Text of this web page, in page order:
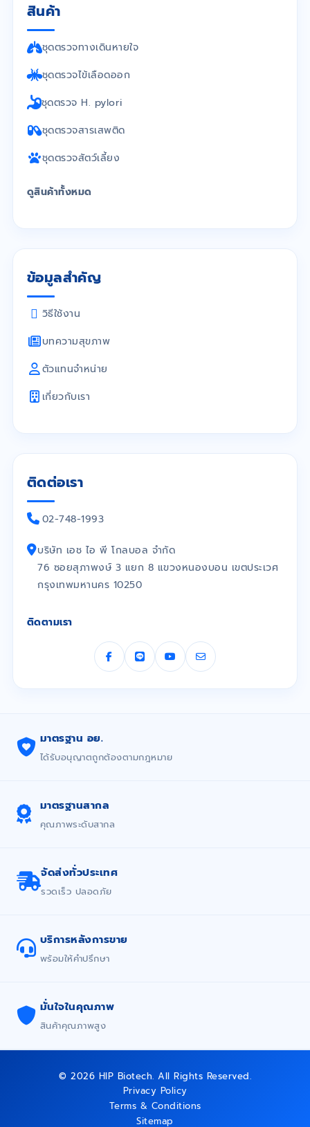
สินค้า
ชุดตรวจทางเดินหายใจ
ชุดตรวจไข้เลือดออก
ชุดตรวจ H. pylori
ชุดตรวจสารเสพติด
ชุดตรวจสัตว์เลี้ยง
ดูสินค้าทั้งหมด
ข้อมูลสำคัญ
วิธีใช้งาน
บทความสุขภาพ
ตัวแทนจำหน่าย
เกี่ยวกับเรา
ติดต่อเรา
02-748-1993
บริษัท เอช ไอ พี โกลบอล จำกัด
76 ซอยสุภาพงษ์ 3 แยก 8 แขวงหนองบอน เขตประเวศ
กรุงเทพมหานคร 10250
ติดตามเรา
มาตรฐาน อย.
ได้รับอนุญาตถูกต้องตามกฎหมาย
มาตรฐานสากล
คุณภาพระดับสากล
จัดส่งทั่วประเทศ
รวดเร็ว ปลอดภัย
บริการหลังการขาย
พร้อมให้คำปรึกษา
มั่นใจในคุณภาพ
สินค้าคุณภาพสูง
© 2026 HIP Biotech. All Rights Reserved.
Privacy Policy
Terms & Conditions
Sitemap